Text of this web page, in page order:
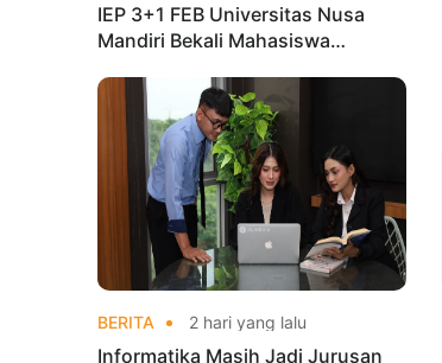
IEP 3+1 FEB Universitas Nusa
Mandiri Bekali Mahasiswa
BERITA 2 hari yang lalu
Informatika Masih Jadi Jurusan